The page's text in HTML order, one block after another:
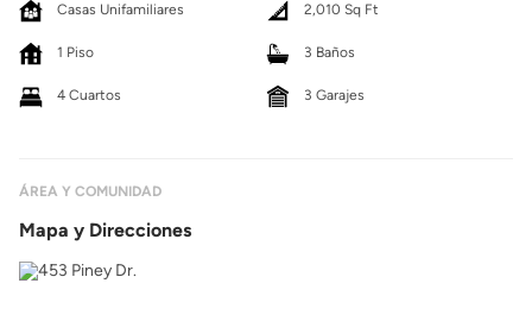
Casas Unifamiliares 2,010 Sq Ft
1 Piso 3 Baños
4 Cuartos 3 Garajes
ÁREA Y COMUNIDAD
Mapa y Direcciones